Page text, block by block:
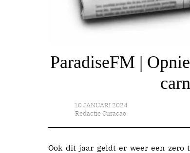
ParadiseFM |
10 JANUARI 2024
Redactie Curacao
Ook dit jaar geldt er weer een zero